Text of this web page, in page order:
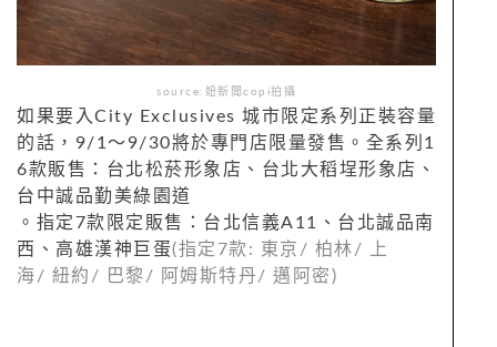
source:妞新聞copi拍攝
如果要入City Exclusives 城市限定系列正裝容量
的話，9/1～9/30將於專門店限量發售。全系列1
6款販售：台北松菸形象店、台北大稻埕形象店、
台中誠品勤美綠園道
。指定7款限定販售：台北信義A11、台北誠品南
西、高雄漢神巨蛋(指定 7款 : 東京 / 柏林/
上
海/ 紐約 / 巴黎 / 阿姆斯特丹/ 邁阿密 )